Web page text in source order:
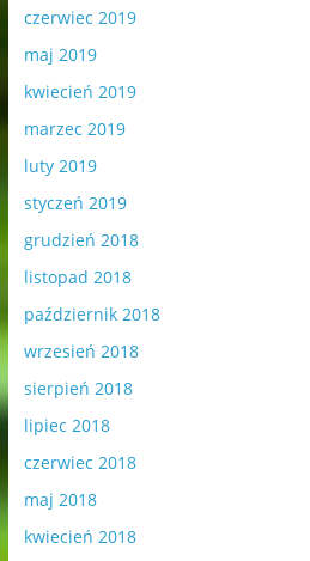
czerwiec 2019
maj 2019
kwiecień 2019
marzec 2019
luty 2019
styczeń 2019
grudzień 2018
listopad 2018
październik 2018
wrzesień 2018
sierpień 2018
lipiec 2018
czerwiec 2018
maj 2018
kwiecień 2018